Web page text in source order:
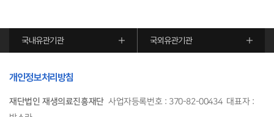
국내유관기관 국외유관기관
개인정보처리방침
재단법인 재생의료진흥재단사업자등록번호 : 370-82-00434 대표자 :